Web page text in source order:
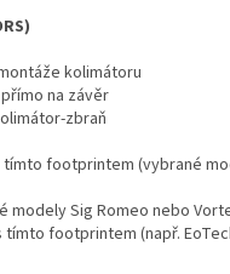
kolimátoru
na závěr
zbraň
tímto footprintem (vybrané
modely Sig Romeo nebo
tímto footprintem (např.